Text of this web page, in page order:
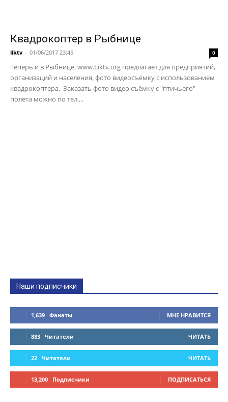
Квадрокоптер в Рыбнице
liktv - 01/06/2017 23:45 0
Теперь и в Рыбнице. www.Liktv.org предлагает для предприятий,
организаций и населения, фото видеосъёмку с использованием
квадрокоптера. Заказать фото видео съёмку с "птичьего"
полета можно по тел....
Наши подписчики
1,639 Фанаты МНЕ НРАВИТСЯ
883 Читатели ЧИТАТЬ
22 Читатели ЧИТАТЬ
13,200 Подписчики ПОДПИСАТЬСЯ